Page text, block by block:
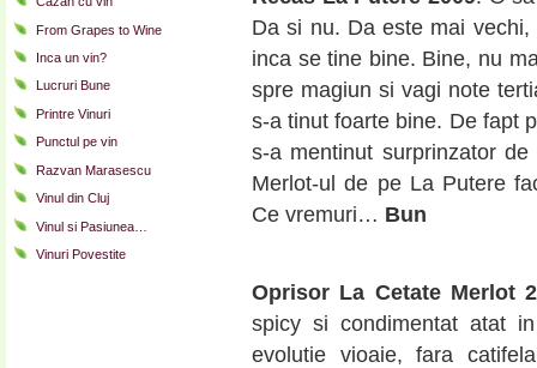
From Grapes to Wine
Inca un vin?
Lucruri Bune
Printre Vinuri
Punctul pe vin
Razvan Marasescu
Vinul din Cluj
Vinul si Pasiunea…
Vinuri Povestite
Da si nu. Da este mai
inca se tine bine. Bine, nu
spre magiun si vagi note
s-a tinut foarte bine. De fapt
s-a mentinut surprinzator
Merlot-ul de pe La Putere
Ce vremuri… Bun
Oprisor La Cetate Merlot
spicy si condimentat atat
evolutie vioaie, fara